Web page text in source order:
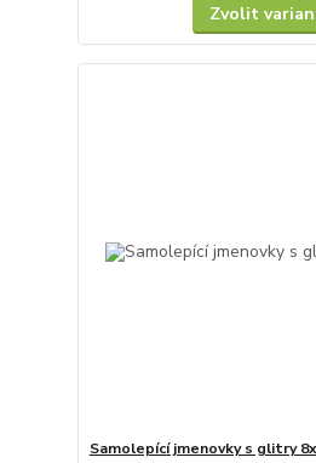
Zvolit
Samolepící jmenovky s glitry